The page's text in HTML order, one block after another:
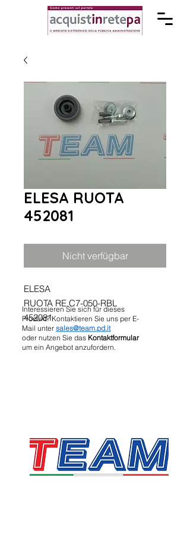
ELESA RUOTA
452081
Nicht verfügbar
ELESA
RUOTA RE.C7-050-RBL
452081
Interessieren Sie sich für dieses
Produkt? Kontaktieren Sie uns per E-
Mail unter sales@team.pd.it
oder nutzen Sie das Kontaktformular
um ein Angebot anzufordern.